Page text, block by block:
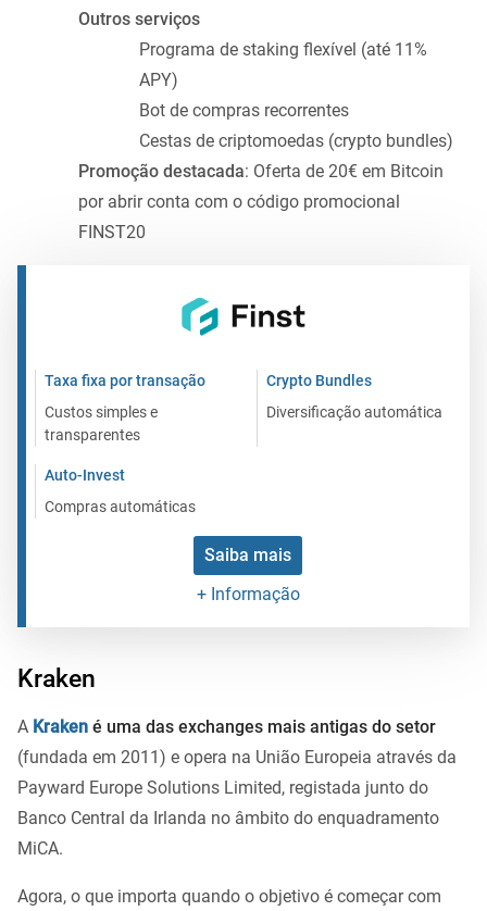
Outros serviços
Programa de staking flexível (até 11%
APY)
Bot de compras recorrentes
Cestas de criptomoedas (crypto bundles)
Promoção destacada: Oferta de 20€ em Bitcoin
por abrir conta com o código promocional
FINST20
Taxa fixa por transação
Custos simples e
transparentes
Crypto Bundles
Diversificação automática
Auto-Invest
Compras automáticas
Saiba mais
+ Informação
Kraken
A Kraken é uma das exchanges mais antigas do setor
(fundada em 2011) e opera na União Europeia através da
Payward Europe Solutions Limited, registada junto do
Banco Central da Irlanda no âmbito do enquadramento
MiCA.
Agora, o que importa quando o objetivo é começar com